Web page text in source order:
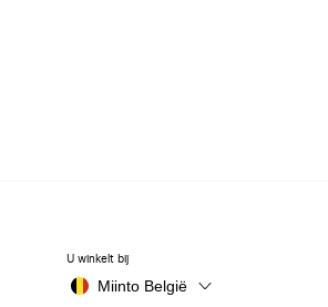
U winkelt bij
Miinto België